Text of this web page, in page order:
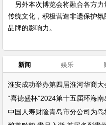
另外本次博览会将融合各方力
传统文化，积极营造非遗保护氛
品牌的影响力。
新闻 娱乐
“喜德盛杯”2024第十五届环海
中国人寿财险青岛市分公司为